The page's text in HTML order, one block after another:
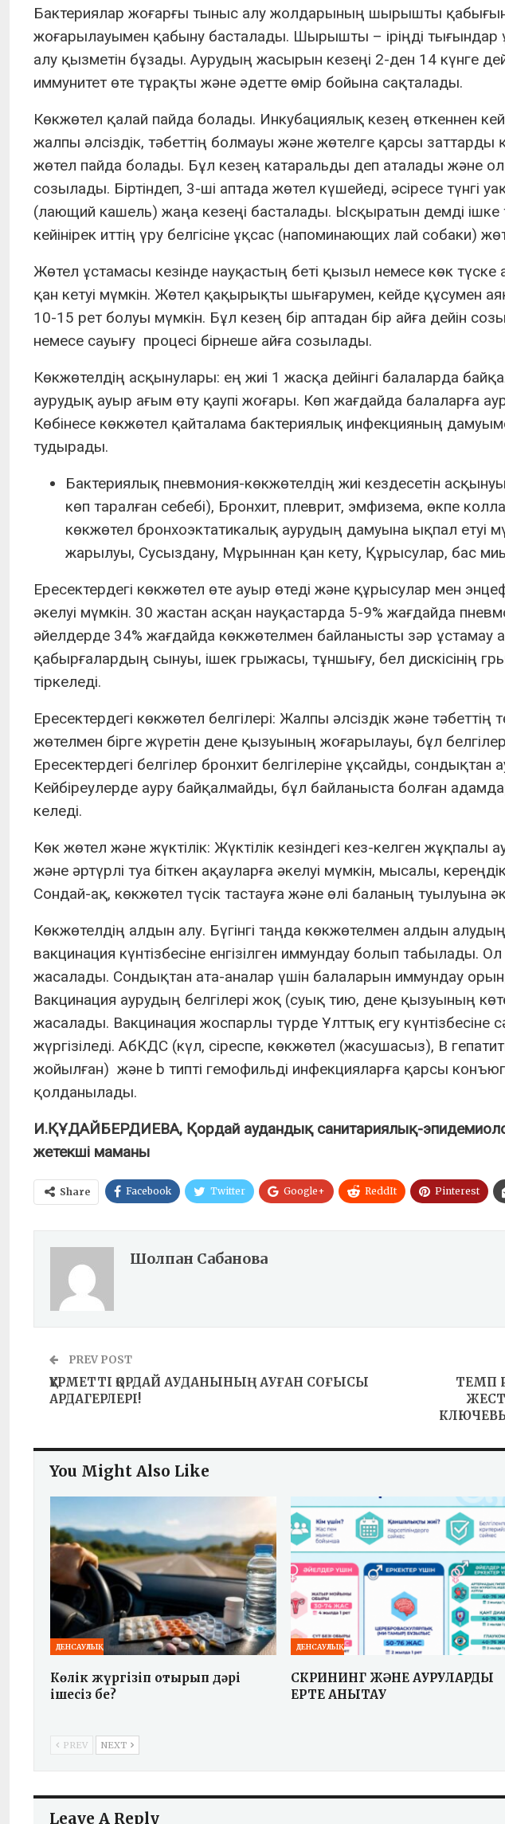
Бактериялар жоғарғы тыныс алу жолдарының шырышты
жоғарылауымен қабыну басталады. Шырышты – іріңді тығындар
алу қызметін бұзады. Аурудың жасырын кезеңі 2-ден 14 күнге
иммунитет өте тұрақты және әдетте өмір бойына сақталады.
Көкжөтел қалай пайда болады. Инкубациялық кезең өткеннен
жалпы әлсіздік, тәбеттің болмауы және жөтелге қарсы заттарды
жөтел пайда болады. Бұл кезең катаральды деп аталады және ол
созылады. Біртіндеп, 3-ші аптада жөтел күшейеді, әсіресе түнгі
(лающий кашель) жаңа кезеңі басталады. Ысқыратын демді ішке
кейінірек иттің үру белгісіне ұқсас (напоминающих лай собаки)
Жөтел ұстамасы кезінде науқастың беті қызыл немесе көк
қан кетуі мүмкін. Жөтел қақырықты шығарумен, кейде құсумен
10-15 рет болуы мүмкін. Бұл кезең бір аптадан бір айға дейін
немесе сауығу процесі бірнеше айға созылады.
Көкжөтелдің асқынулары: ең жиі 1 жасқа дейінгі балаларда
аурудық ауыр ағым өту қаупі жоғары. Көп жағдайда балаларға
Көбінесе көкжөтел қайталама бактериялық инфекцияның
тудырады.
Бактериялық пневмония-көкжөтелдің жиі кездесетін
көп таралған себебі), Бронхит, плеврит, эмфизема, өкпе
көкжөтел бронхоэктатикалық аурудың дамуына ықпал етуі
жарылуы, Сусыздану, Мұрыннан қан кету, Құрысулар, бас
Ересектердегі көкжөтел өте ауыр өтеді және құрысулар мен
әкелуі мүмкін. 30 жастан асқан науқастарда 5-9% жағдайда
әйелдерде 34% жағдайда көкжөтелмен байланысты зәр ұстамау
қабырғалардың сынуы, ішек грыжасы, тұншығу, бел дискісінің
тіркеледі.
Ересектердегі көкжөтел белгілері: Жалпы әлсіздік және
жөтелмен бірге жүретін дене қызуының жоғарылауы, бұл
Ересектердегі белгілер бронхит белгілеріне ұқсайды,
Кейбіреулерде ауру байқалмайды, бұл байланыста болған
келеді.
Көк жөтел және жүктілік: Жүктілік кезіндегі кез-келген жұқпалы
және әртүрлі туа біткен ақауларға әкелуі мүмкін, мысалы,
Сондай-ақ, көкжөтел түсік тастауға және өлі баланың туылуына
Көкжөтелдің алдын алу. Бүгінгі таңда көкжөтелмен алдын
вакцинация күнтізбесіне енгізілген иммундау болып табылады.
жасалады. Сондықтан ата-аналар үшін балаларын иммундау
Вакцинация аурудың белгілері жоқ (суық тию, дене қызуының
жасалады. Вакцинация жоспарлы түрде Ұлттық егу
жүргізіледі. АбКДС (күл, сіреспе, көкжөтел (жасушасыз), В
жойылған) және b типті гемофильді инфекцияларға қарсы
қолданылады.
И.ҚҰДАЙБЕРДИЕВА, Қордай аудандық санитариялық-
жетекші маманы
Share Facebook Twitter Google+ ReddIt Pinterest
Шолпан Сабанова
PREV POST
ҚҰРМЕТТІ ҚОРДАЙ АУДАНЫНЫҢ АУҒАН СОҒЫСЫ
АРДАГЕРЛЕРІ!
ТЕМП
You Might Also Like
ДЕНСАУЛЫҚ
Көлік жүргізіп отырып дәрі
ішесіз бе?
ДЕНСАУЛЫҚ
СКРИНИНГ ЖӘНЕ АУРУЛАРДЫ
ЕРТЕ АНЫҚТАУ
PREV NEXT
Leave A Reply